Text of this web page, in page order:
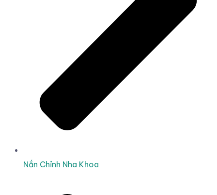
Nắn Chỉnh Nha Khoa